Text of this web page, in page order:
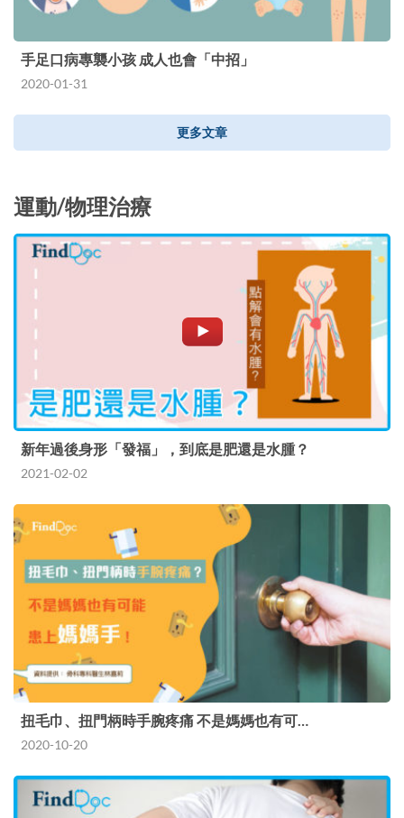
手足口病專襲小孩 成人也會「中招」
2020-01-31
更多文章
運動/物理治療
新年過後身形「發福」，到底是肥還是水腫？
2021-02-02
扭毛巾、扭門柄時手腕疼痛 不是媽媽也有可…
2020-10-20